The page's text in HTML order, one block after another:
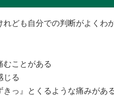
ども自分での判断がよくわ
むことがある
じる
っ』とくるような痛みがあ